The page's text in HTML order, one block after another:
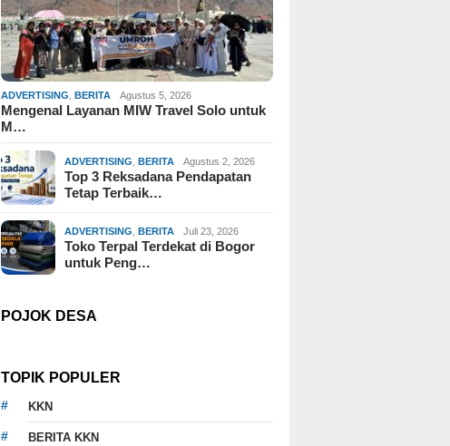
ADVERTISING ,BERITA Agustus 5, 2026
Mengenal Layanan MIW Travel Solo untuk
M…
ADVERTISING ,BERITA Agustus 2, 2026
Top 3 Reksadana Pendapatan
Tetap Terbaik…
ADVERTISING ,BERITA Juli 23, 2026
Toko Terpal Terdekat di Bogor
untuk Peng…
POJOK DESA
TOPIK POPULER
KKN
BERITA KKN